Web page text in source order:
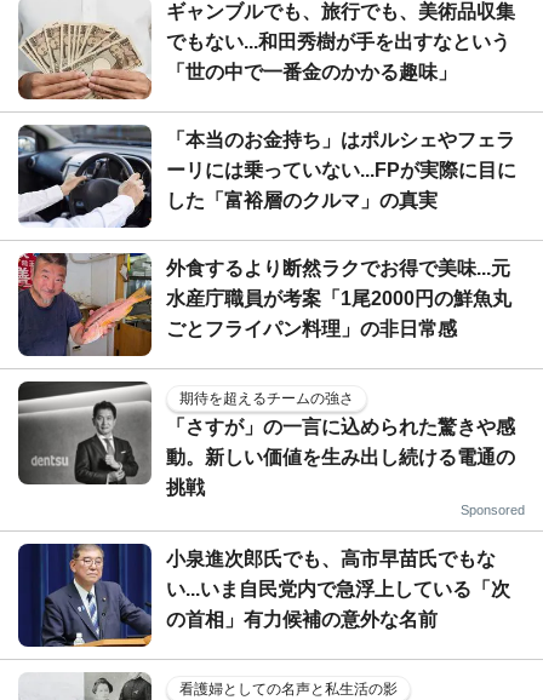
ギャンブルでも、旅行でも、美術品収集
でもない...和田秀樹が手を出すなという
「世の中で一番金のかかる趣味」
「本当のお金持ち」はポルシェやフェラ
ーリには乗っていない...FPが実際に目に
した「富裕層のクルマ」の真実
外食するより断然ラクでお得で美味...元
水産庁職員が考案「1尾2000円の鮮魚丸
ごとフライパン料理」の非日常感
期待を超えるチームの強さ
「さすが」の一言に込められた驚きや感
動。新しい価値を生み出し続ける電通の
挑戦
Sponsored
小泉進次郎氏でも、高市早苗氏でもな
い...いま自民党内で急浮上している「次
の首相」有力候補の意外な名前
看護婦としての名声と私生活の影